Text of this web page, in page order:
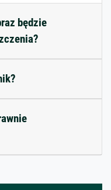
będzie